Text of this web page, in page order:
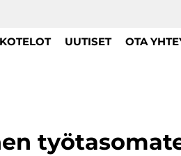
KOTELOT UUTISET OTA